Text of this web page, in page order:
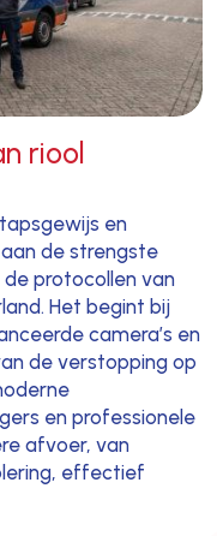
riool
en
de strengste
protocollen van
Het begint bij
camera’s en
de verstopping op
en professionele
afvoer, van
effectief